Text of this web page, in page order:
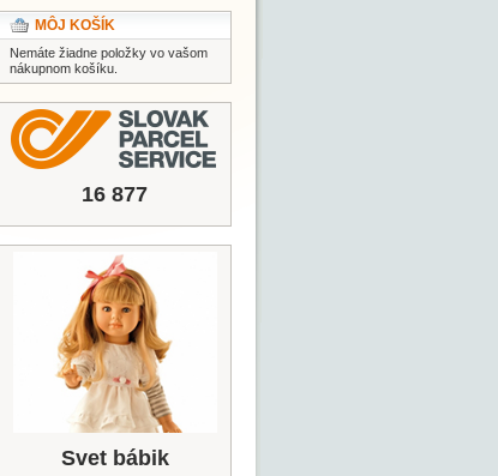
MÔJ KOŠÍK
Nemáte žiadne položky vo vašom
nákupnom košíku.
16 877
Svet bábik